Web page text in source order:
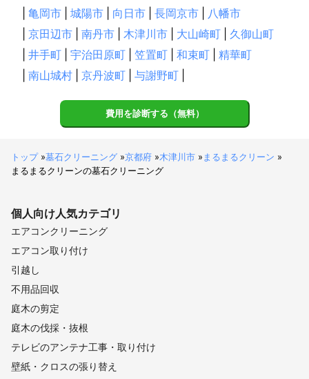
亀岡市 城陽市 向日市 長岡京市
八幡市
京田辺市 南丹市 木津川市 大山崎町
久御山町
井手町 宇治田原町 笠置町 和束町
精華町
南山城村 京丹波町 与謝野町
費用を診断する（無料）
トップ»墓石クリーニング »京都府 »木津川市 » まるまるクリーン »
まるまるクリーンの墓石クリーニング
個人向け人気カテゴリ
エアコンクリーニング
エアコン取り付け
引越し
不用品回収
庭木の剪定
庭木の伐採・抜根
テレビのアンテナ工事・取り付け
壁紙・クロスの張り替え